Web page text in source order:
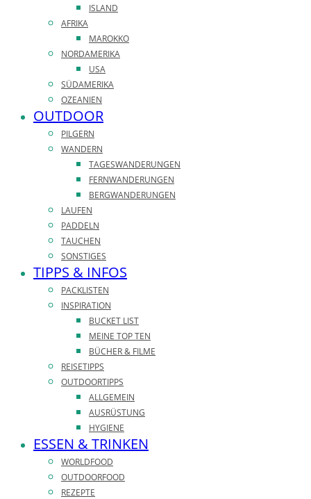
ISLAND
AFRIKA
MAROKKO
NORDAMERIKA
USA
SÜDAMERIKA
OZEANIEN
OUTDOOR
PILGERN
WANDERN
TAGESWANDERUNGEN
FERNWANDERUNGEN
BERGWANDERUNGEN
LAUFEN
PADDELN
TAUCHEN
SONSTIGES
TIPPS & INFOS
PACKLISTEN
INSPIRATION
BUCKET LIST
MEINE TOP TEN
BÜCHER & FILME
REISETIPPS
OUTDOORTIPPS
ALLGEMEIN
AUSRÜSTUNG
HYGIENE
ESSEN & TRINKEN
WORLDFOOD
OUTDOORFOOD
REZEPTE